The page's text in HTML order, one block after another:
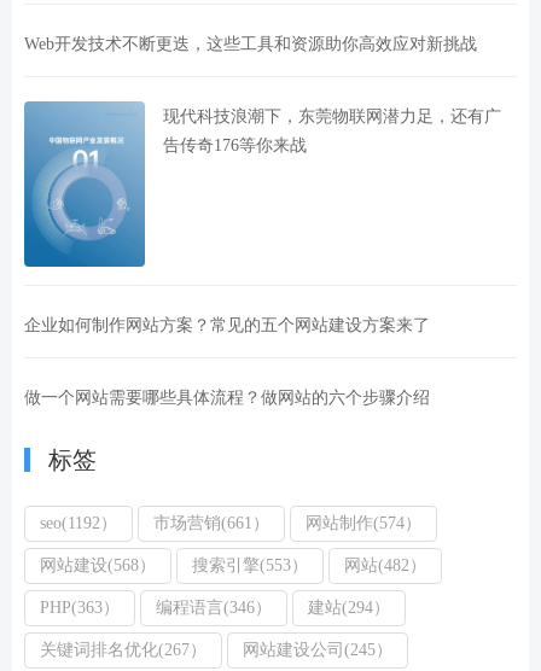
Web开发技术不断更迭，这些工具和资源助你高效应对新挑战
现代科技浪潮下，东莞物联网潜力足，还有广
告传奇176等你来战
企业如何制作网站方案？常见的五个网站建设方案来了
做一个网站需要哪些具体流程？做网站的六个步骤介绍
标签
seo(1192） 市场营销(661） 网站制作(574）
网站建设(568） 搜索引擎(553） 网站(482）
PHP(363） 编程语言(346） 建站(294）
关键词排名优化(267） 网站建设公司(245）